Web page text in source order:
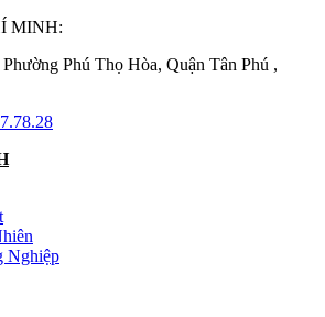
MINH:
Phú Thọ Hòa, Quận Tân Phú ,
Nghiệp